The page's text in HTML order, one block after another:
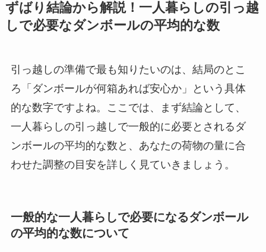
ずばり結論から解説！一人暮らしの引っ越
しで必要なダンボールの平均的な数
引っ越しの準備で最も知りたいのは、結局のとこ
ろ「ダンボールが何箱あれば安心か」という具体
的な数字ですよね。ここでは、まず結論として、
一人暮らしの引っ越しで一般的に必要とされるダ
ンボールの平均的な数と、あなたの荷物の量に合
わせた調整の目安を詳しく見ていきましょう。
一般的な一人暮らしで必要になるダンボール
の平均的な数について